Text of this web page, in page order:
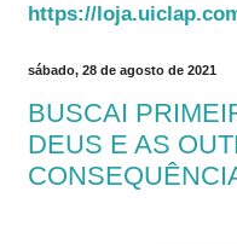
https://
sábado, 28 de agosto de 2021
BUSCAI
DEUS E AS